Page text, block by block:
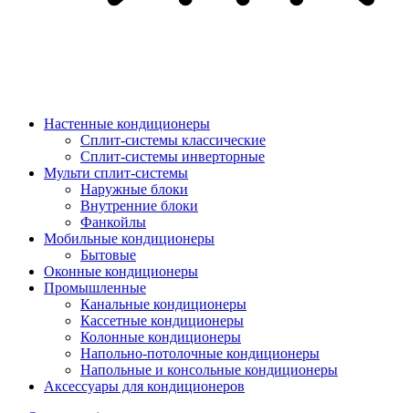
Настенные кондиционеры
Сплит-системы классические
Сплит-системы инверторные
Мульти сплит-системы
Наружные блоки
Внутренние блоки
Фанкойлы
Мобильные кондиционеры
Бытовые
Оконные кондиционеры
Промышленные
Канальные кондиционеры
Кассетные кондиционеры
Колонные кондиционеры
Напольно-потолочные кондиционеры
Напольные и консольные кондиционеры
Аксессуары для кондиционеров